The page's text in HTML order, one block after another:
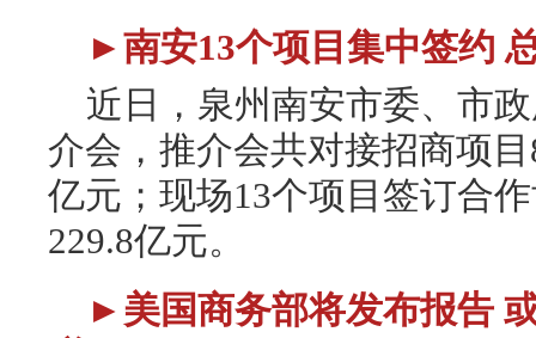
►南安13个项目集中签约
近日，泉州南安市委、市
介会，推介会共对接招商项
亿元；现场13个项目签订合
229.8亿元。
►美国商务部将发布报告